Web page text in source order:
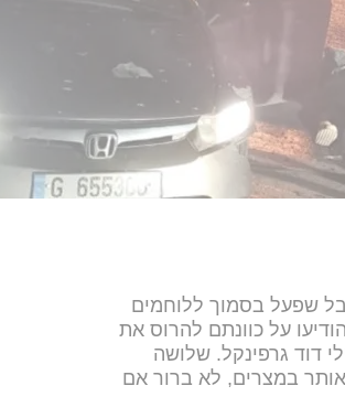
שפעל בסמוך ללוחמים
על כוונתם להרוס את
דוד גרפינקל. שלושה
במצרים, לא ברור אם